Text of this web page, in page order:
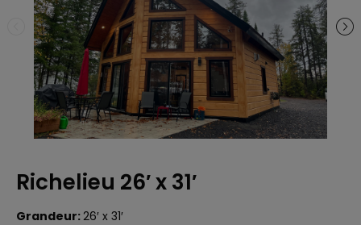
Richelieu 26′ x 31′
Grandeur:26′ x 31′